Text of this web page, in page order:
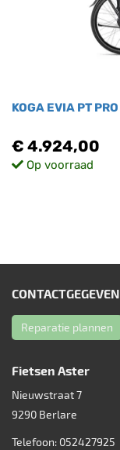
KOGA EVIA PT
€ 4.924,00
Op voorraad
Reparatie plannen
Fietsen Aster
Nieuwstraat 7
9290 Berlare
Telefoon: 052427925